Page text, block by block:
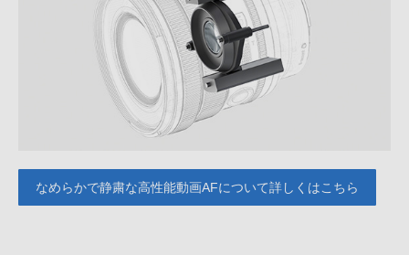
なめらかで静粛な高性能動画AFについて詳しくはこちら